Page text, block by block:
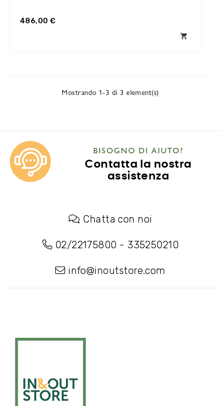
486,00 €

Mostrando 1-3 di 3 element(s)
BISOGNO DI AIUTO?
Contatta la nostra
assistenza
Chatta con noi
02/22175800 - 335250210
info@inoutstore.com